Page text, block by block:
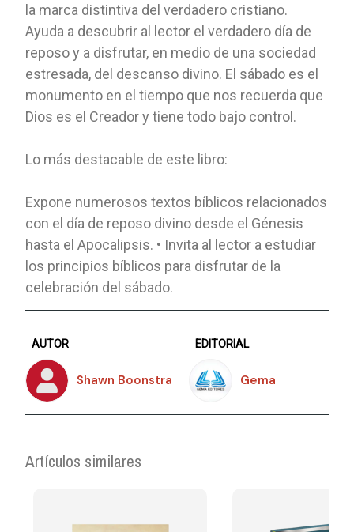
la marca distintiva del verdadero cristiano.
Ayuda a descubrir al lector el verdadero día de
reposo y a disfrutar, en medio de una sociedad
estresada, del descanso divino. El sábado es el
monumento en el tiempo que nos recuerda que
Dios es el Creador y tiene todo bajo control.
Lo más destacable de este libro:
Expone numerosos textos bíblicos relacionados
con el día de reposo divino desde el Génesis
hasta el Apocalipsis. • Invita al lector a estudiar
los principios bíblicos para disfrutar de la
celebración del sábado.
AUTOR
Shawn Boonstra
EDITORIAL
Gema
Artículos similares